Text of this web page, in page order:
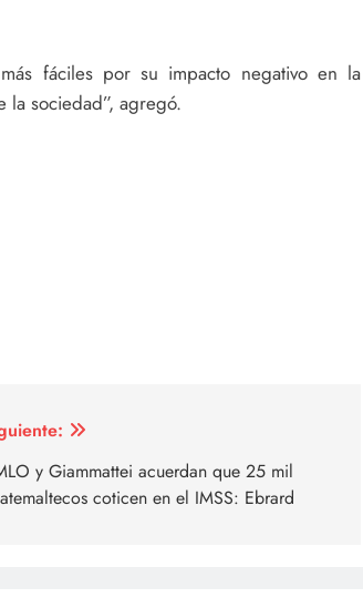
fáciles por su impacto negativo en la
la sociedad”, agregó.
y Giammattei acuerdan que 25 mil
coticen en el IMSS: Ebrard